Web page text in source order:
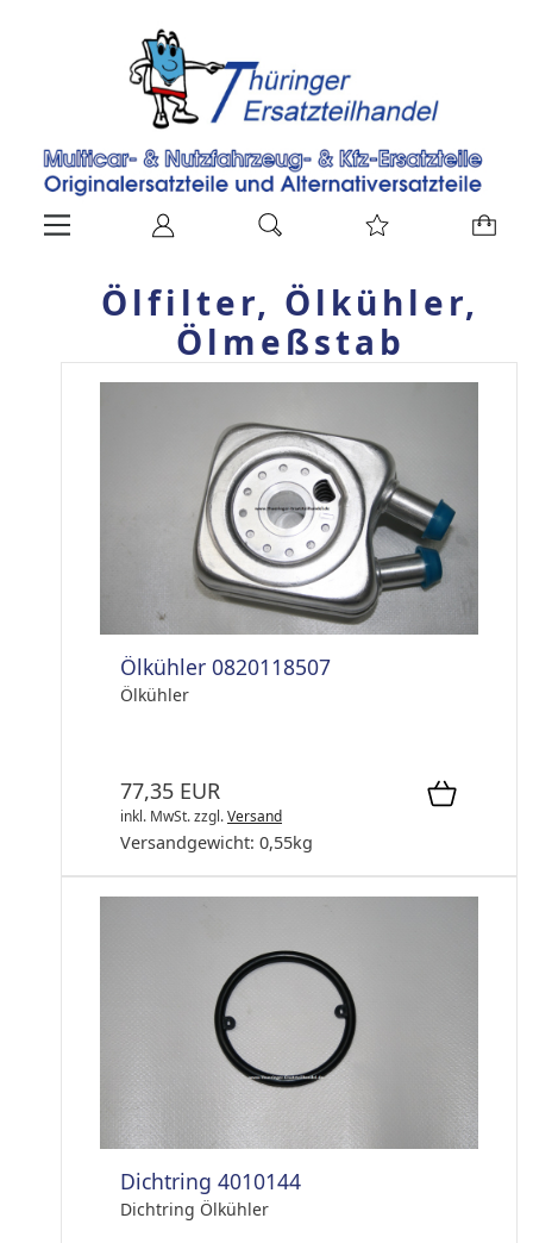
Ölfilter, Ölkühler,
Ölmeßstab
Ölkühler 0820118507
Ölkühler
77,35 EUR
inkl. MwSt.zzgl.Versand
Versandgewicht: 0,55kg
Dichtring 4010144
Dichtring Ölkühler